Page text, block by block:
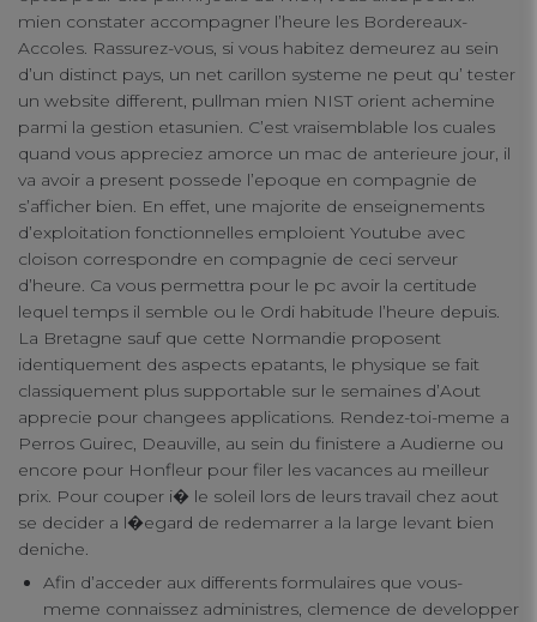
mien constater accompagner l’heure les Bordereaux-
Accoles. Rassurez-vous, si vous habitez demeurez au sein
d’un distinct pays, un net carillon systeme ne peut qu’ tester
un website different, pullman mien NIST orient achemine
parmi la gestion etasunien. C’est vraisemblable los cuales
quand vous appreciez amorce un mac de anterieure jour, il
va avoir a present possede l’epoque en compagnie de
s’afficher bien. En effet, une majorite de enseignements
d’exploitation fonctionnelles emploient Youtube avec
cloison correspondre en compagnie de ceci serveur
d’heure. Ca vous permettra pour le pc avoir la certitude
lequel temps il semble ou le Ordi habitude l’heure depuis.
La Bretagne sauf que cette Normandie proposent
identiquement des aspects epatants, le physique se fait
classiquement plus supportable sur le semaines d’Aout
apprecie pour changees applications. Rendez-toi-meme a
Perros Guirec, Deauville, au sein du finistere a Audierne ou
encore pour Honfleur pour filer les vacances au meilleur
prix. Pour couper i� le soleil lors de leurs travail chez aout
se decider a l�egard de redemarrer a la large levant bien
deniche.
Afin d’acceder aux differents formulaires que vous-
meme connaissez administres, clemence de developper